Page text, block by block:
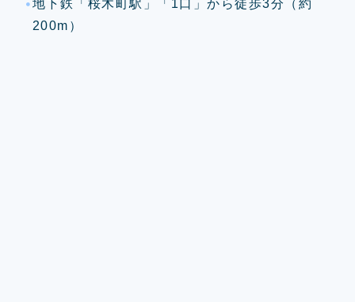
地下鉄「桜木町駅」「1口」から徒歩3分（約
200m）